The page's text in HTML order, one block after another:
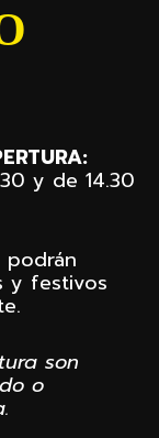
y de 14.30
podrán
y festivos
son
o